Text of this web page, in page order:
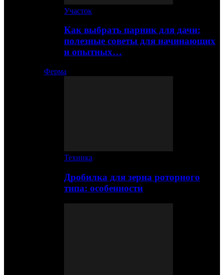
Участок
Как выбрать парник для дачи:
полезные советы для начинающих
и опытных…
Ферма
Техника
Дробилка для зерна роторного
типа: особенности